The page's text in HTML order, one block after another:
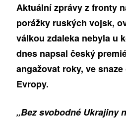
Aktuální zprávy z fronty
porážky ruských vojsk,
válkou zdaleka nebyla u
dnes napsal český
angažovat roky, ve
Evropy.
„Bez svobodné Ukrajiny